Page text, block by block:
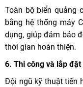
Toàn bộ biển quảng
bằng hệ thống máy
dụng, giúp đảm bảo
thời gian hoàn thiện.
6. Thi công và lắp đặt
Đội ngũ kỹ thuật tiến